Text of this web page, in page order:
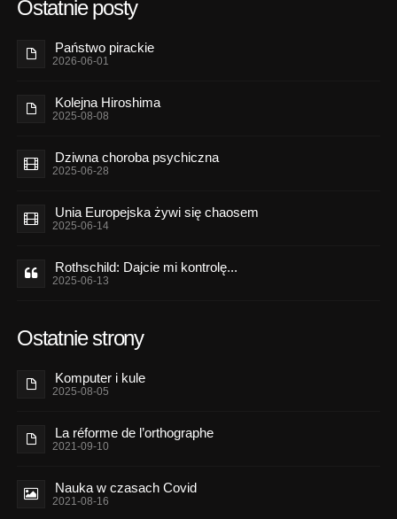
Ostatnie posty
Państwo pirackie
2026-06-01
Kolejna Hiroshima
2025-08-08
Dziwna choroba psychiczna
2025-06-28
Unia Europejska żywi się chaosem
2025-06-14
Rothschild: Dajcie mi kontrolę...
2025-06-13
Ostatnie strony
Komputer i kule
2025-08-05
La réforme de l’orthographe
2021-09-10
Nauka w czasach Covid
2021-08-16